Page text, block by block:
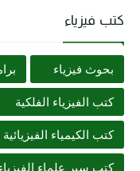
كتب فيزياء
بحوث فيزياء
كتب الفيزياء الفلكية
كتب الكيمياء الفيزيائية
كتب سير علماء